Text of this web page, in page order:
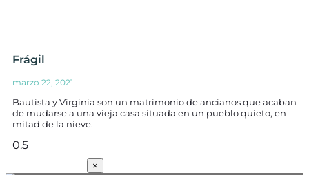
Frágil
marzo 22, 2021
Bautista y Virginia son un matrimonio de ancianos que acaban
de mudarse a una vieja casa situada en un pueblo quieto, en
mitad de la nieve.
×